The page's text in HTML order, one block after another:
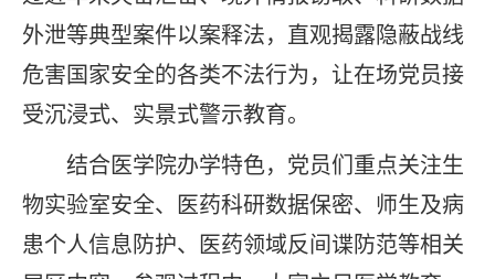
外泄等典型案件以案释法，直观揭露隐蔽战线
危害国家安全的各类不法行为，让在场党员接
受沉浸式、实景式警示教育。
结合医学院办学特色，党员们重点关注生
物实验室安全、医药科研数据保密、师生及病
患个人信息防护、医药领域反间谍防范等相关